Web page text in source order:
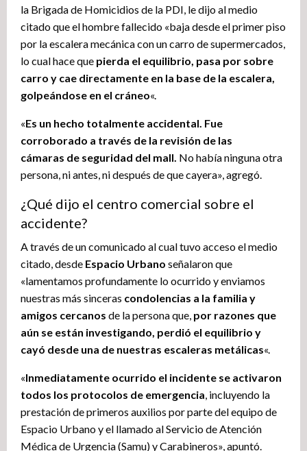
la Brigada de Homicidios de la PDI, le dijo al medio
citado que el hombre fallecido «baja desde el primer piso
por la escalera mecánica con un carro de supermercados,
lo cual hace que pierda el equilibrio, pasa por sobre
carro y cae directamente en la base de la escalera,
golpeándose en el cráneo«.
«Es un hecho totalmente accidental. Fue
corroborado a través de la revisión de las
cámaras de seguridad del mall. No había ninguna otra
persona, ni antes, ni después de que cayera», agregó.
¿Qué dijo el centro comercial sobre el
accidente?
A través de un comunicado al cual tuvo acceso el medio
citado, desde Espacio Urbano señalaron que
«lamentamos profundamente lo ocurrido y enviamos
nuestras más sinceras condolencias a la familia y
amigos cercanos de la persona que, por razones que
aún se están investigando, perdió el equilibrio y
cayó desde una de nuestras escaleras metálicas«.
«Inmediatamente ocurrido el incidente se activaron
todos los protocolos de emergencia, incluyendo la
prestación de primeros auxilios por parte del equipo de
Espacio Urbano y el llamado al Servicio de Atención
Médica de Urgencia (Samu) y Carabineros», apuntó.